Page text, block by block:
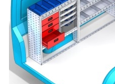
Hyundai
Isuzu
Mercedes
Mitsubishi